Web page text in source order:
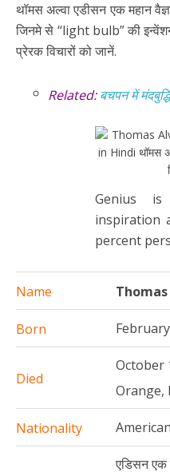
थॉमस अल्वा एडीसन एक महान
जिनमे से “light bulb” की
प्रेरक विचारों को जानें.
Related: बचपन में
Genius
inspiration
percent
Name Thomas
Born
Died
October
Orange,
Nationality American
एडिसन एक